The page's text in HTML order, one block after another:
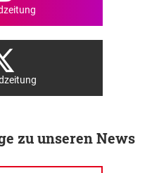
zu unseren News